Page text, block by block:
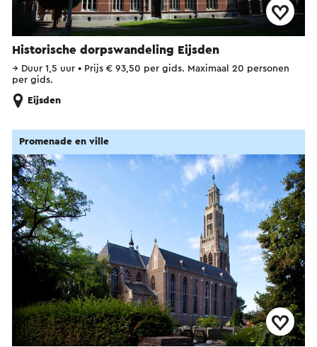
Historische dorpswandeling Eijsden
→ Duur 1,5 uur • Prijs € 93,50 per gids. Maximaal 20 personen
per gids.
Eijsden
Promenade en ville